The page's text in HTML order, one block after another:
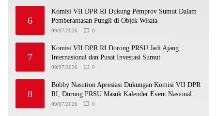
6
Komisi VII DPR RI Dukung Pemprov Sumut Dalam
Pemberantasan Pungli di Objek Wisata
09/07/2026 0
7
Komisi VII DPR RI Dorong PRSU Jadi Ajang
Internasional dan Pusat Investasi Sumut
09/07/2026 0
8
Bobby Nasution Apresiasi Dukungan Komisi VII DPR
RI, Dorong PRSU Masuk Kalender Event Nasional
09/07/2026 0